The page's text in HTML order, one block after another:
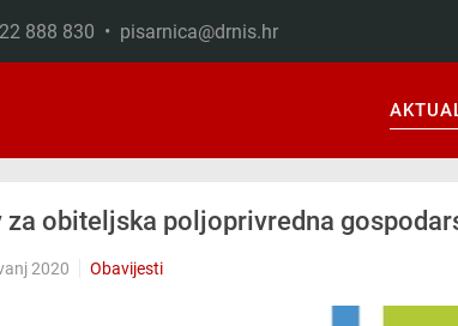
888 830 • pisarnica@drnis.hr
obiteljska poljoprivredna
2020 Obavijesti